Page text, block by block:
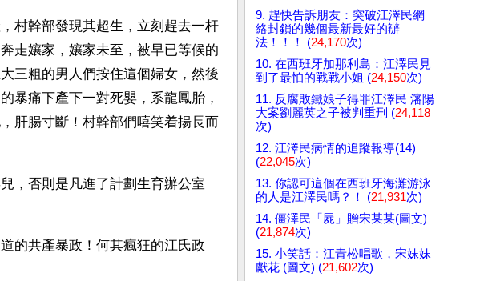
村幹部發現其超生，立刻趕去一杆
走孃家，孃家未至，被早已等候的
三粗的男人們按住這個婦女，然後
暴痛下產下一對死嬰，系龍鳳胎，
肝腸寸斷！村幹部們嘻笑着揚長而
，否則是凡進了計劃生育辦公室
的共產暴政！何其瘋狂的江氏政
9. 趕快告訴朋友：突破江澤民網
絡封鎖的幾個最新最好的辦
法！！！ (24,170次)
10. 在西班牙加那利島：江澤民見
到了最怕的戰戰小姐 (24,150次)
11. 反腐敗鐵娘子得罪江澤民 瀋陽
大案劉麗英之子被判重刑 (24,118
次)
12. 江澤民病情的追蹤報導(14)
(22,045次)
13. 你認可這個在西班牙海灘游泳
的人是江澤民嗎？！ (21,931次)
14. 僵澤民「屍」贈宋某某(圖文)
(21,874次)
15. 小笑話：江青松唱歌，宋妹妹
獻花 (圖文) (21,602次)